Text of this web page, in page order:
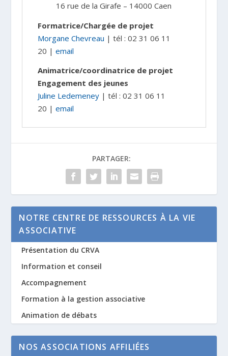
16 rue de la Girafe – 14000 Caen
Formatrice/Chargée de projet
Morgane Chevreau | tél : 02 31 06 11
20 | email
Animatrice/coordinatrice de projet
Engagement des jeunes
Juline Ledemeney| tél : 02 31 06 11
20 | email
PARTAGER:
NOTRE CENTRE DE RESSOURCES À LA VIE
ASSOCIATIVE
Présentation du CRVA
Information et conseil
Accompagnement
Formation à la gestion associative
Animation de débats
NOS ASSOCIATIONS AFFILIÉES